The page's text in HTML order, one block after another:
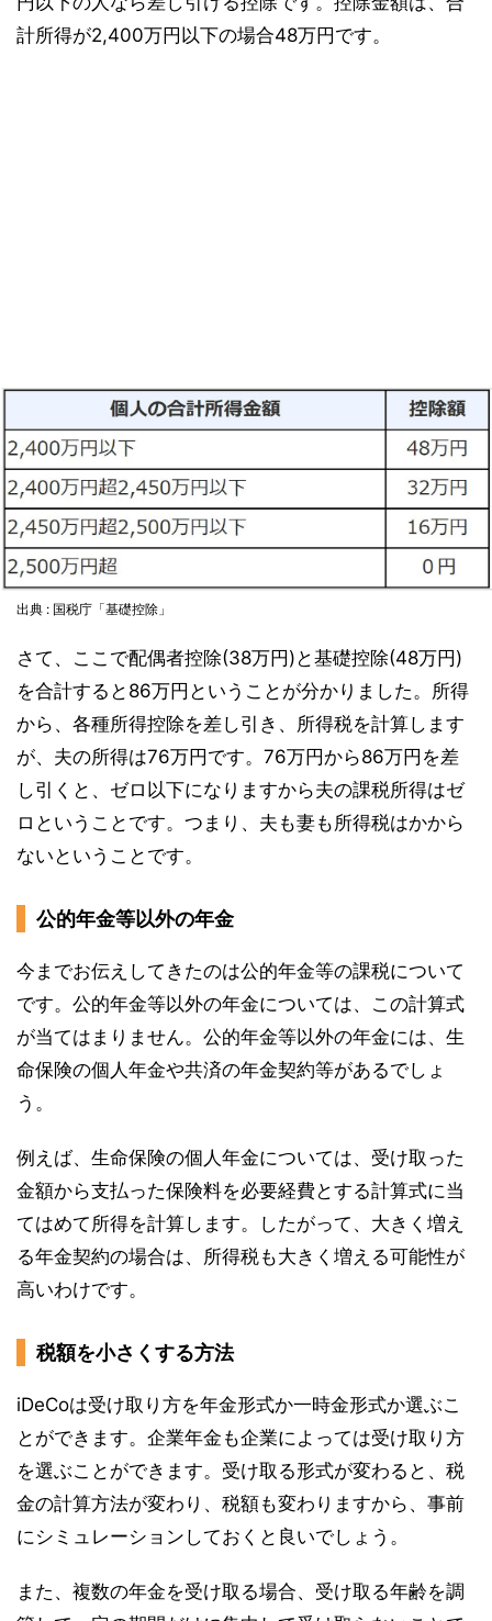
計所得が2,400万円以下の場合48万円です。
出典 : 国税庁「基礎控除」
さて、ここで配偶者控除(38万円)と基礎控除(48万円)
を合計すると86万円ということが分かりました。所得
から、各種所得控除を差し引き、所得税を計算します
が、夫の所得は76万円です。76万円から86万円を差
し引くと、ゼロ以下になりますから夫の課税所得はゼ
ロということです。つまり、夫も妻も所得税はかから
ないということです。
公的年金等以外の年金
今までお伝えしてきたのは公的年金等の課税について
です。公的年金等以外の年金については、この計算式
が当てはまりません。公的年金等以外の年金には、生
命保険の個人年金や共済の年金契約等があるでしょ
う。
例えば、生命保険の個人年金については、受け取った
金額から支払った保険料を必要経費とする計算式に当
てはめて所得を計算します。したがって、大きく増え
る年金契約の場合は、所得税も大きく増える可能性が
高いわけです。
税額を小さくする方法
iDeCoは受け取り方を年金形式か一時金形式か選ぶこ
とができます。企業年金も企業によっては受け取り方
を選ぶことができます。受け取る形式が変わると、税
金の計算方法が変わり、税額も変わりますから、事前
にシミュレーションしておくと良いでしょう。
また、複数の年金を受け取る場合、受け取る年齢を調